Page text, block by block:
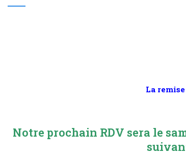
La
Notre prochain RDV sera le